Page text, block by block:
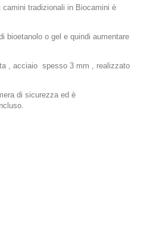
tradizionali in Biocamini è
bioetanolo o gel e quindi aumentare
, acciaio spesso 3 mm , realizzato
di sicurezza ed è